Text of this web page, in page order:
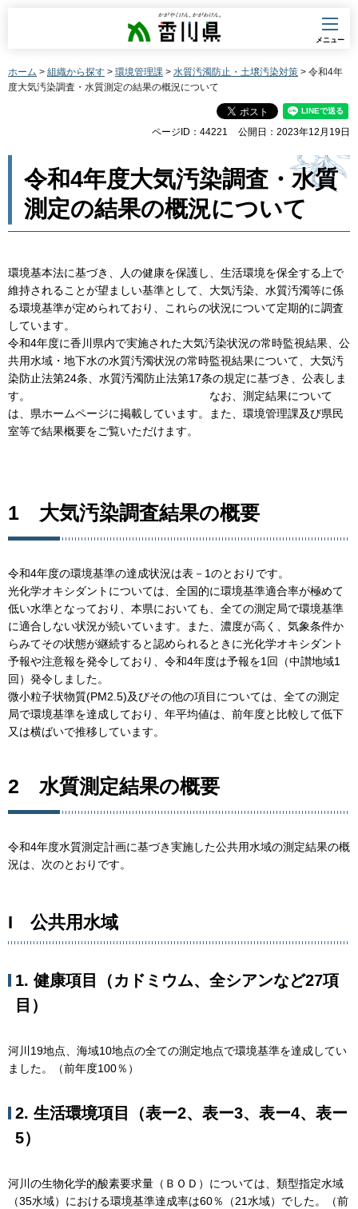
香川県
メニュー
ホーム > 組織から探す > 環境管理課 > 水質汚濁防止・土壌汚染対策 > 令和4年
度大気汚染調査・水質測定の結果の概況について
ページID：44221 公開日：2023年12月19日
令和4年度大気汚染調査・水質
測定の結果の概況について
環境基本法に基づき、人の健康を保護し、生活環境を保全する上で
維持されることが望ましい基準として、大気汚染、水質汚濁等に係
る環境基準が定められており、これらの状況について定期的に調査
しています。
令和4年度に香川県内で実施された大気汚染状況の常時監視結果、公
共用水域・地下水の水質汚濁状況の常時監視結果について、大気汚
染防止法第24条、水質汚濁防止法第17条の規定に基づき、公表しま
す。 なお、測定結果について
は、県ホームページに掲載しています。また、環境管理課及び県民
室等で結果概要をご覧いただけます。
1 大気汚染調査結果の概要
令和4年度の環境基準の達成状況は表－1のとおりです。
光化学オキシダントについては、全国的に環境基準適合率が極めて
低い水準となっており、本県においても、全ての測定局で環境基準
に適合しない状況が続いています。また、濃度が高く、気象条件か
らみてその状態が継続すると認められるときに光化学オキシダント
予報や注意報を発令しており、令和4年度は予報を1回（中讃地域1
回）発令しました。
微小粒子状物質(PM2.5)及びその他の項目については、全ての測定
局で環境基準を達成しており、年平均値は、前年度と比較して低下
又は横ばいで推移しています。
2 水質測定結果の概要
令和4年度水質測定計画に基づき実施した公共用水域の測定結果の概
況は、次のとおりです。
I 公共用水域
1. 健康項目（カドミウム、全シアンなど27項
目）
河川19地点、海域10地点の全ての測定地点で環境基準を達成してい
ました。（前年度100％）
2. 生活環境項目（表ー2、表ー3、表ー4、表ー
5）
河川の生物化学的酸素要求量（ＢＯＤ）については、類型指定水域
（35水域）における環境基準達成率は60％（21水域）でした。（前